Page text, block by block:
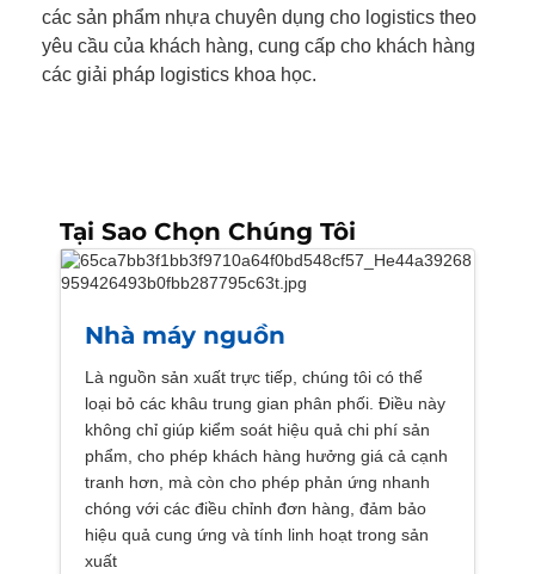
các sản phẩm nhựa chuyên dụng cho logistics theo
yêu cầu của khách hàng, cung cấp cho khách hàng
các giải pháp logistics khoa học.
Tại Sao Chọn Chúng Tôi
Nhà máy nguồn
Là nguồn sản xuất trực tiếp, chúng tôi có thể
loại bỏ các khâu trung gian phân phối. Điều này
không chỉ giúp kiểm soát hiệu quả chi phí sản
phẩm, cho phép khách hàng hưởng giá cả cạnh
tranh hơn, mà còn cho phép phản ứng nhanh
chóng với các điều chỉnh đơn hàng, đảm bảo
hiệu quả cung ứng và tính linh hoạt trong sản
xuất